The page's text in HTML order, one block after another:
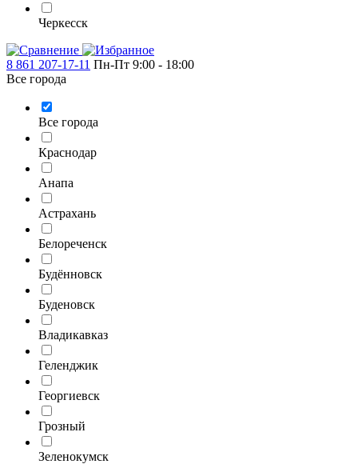
Черкесск
8 861 207-17-11 Пн-Пт 9:00 - 18:00
Все города
Все города
Краснодар
Анапа
Астрахань
Белореченск
Будённовск
Буденовск
Владикавказ
Геленджик
Георгиевск
Грозный
Зеленокумск